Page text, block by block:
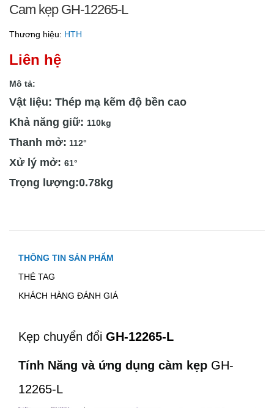
Cam kẹp GH-12265-L
Thương hiệu: HTH
Liên hệ
Mô tả:
Vật liệu: Thép mạ kẽm độ bền cao
Khả năng giữ: 110kg
Thanh mở: 112°
Xử lý mở: 61°
Trọng lượng:0.78kg
THÔNG TIN SẢN PHẨM
THẺ TAG
KHÁCH HÀNG ĐÁNH GIÁ
Kẹp chuyển đổi GH-12265-L
Tính Năng và ứng dụng càm kẹp GH-
12265-L